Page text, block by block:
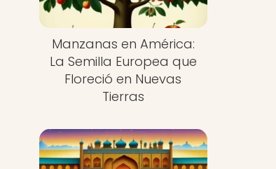
Manzanas en América:
La Semilla Europea que
Floreció en Nuevas
Tierras